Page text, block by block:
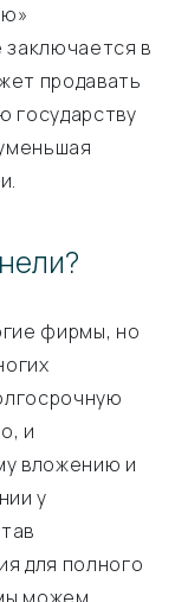
в
продавать
государству
фирмы, но
и
вложению и
у
для полного